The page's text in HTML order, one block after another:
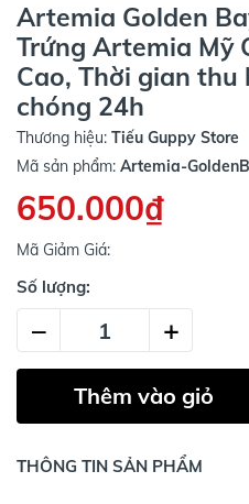
Artemia Golden
Trứng Artemia Mỹ
Cao, Thời gian thu
chóng 24h
Thương hiệu: Tiếu Guppy Store
Mã sản phẩm: Artemia-
650.000₫
Mã Giảm Giá:
Số lượng:
– +
Thêm vào giỏ
THÔNG TIN SẢN PHẨM